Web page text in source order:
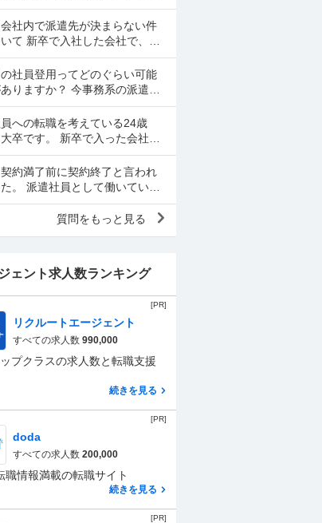
す。派遣社員として先月半ば
院の総務事務として働き始め
ます。総務課で...
社内で派遣先が決まらない件
て 新卒で入社した会社で、業
に失敗してしまい、倒産によ
退職を経験、 その後派遣会社
期雇用派遣で...
社員登用ってどのぐらい可能
りますか？ 今事務系の派遣社
て働いているのですが次の更
イミングで社員にならないか
お話をいただきま...
への転職を考えている24歳
卒です。 新卒で入った会社を5
退職し、その後アルバイトを
どして現在に至ります。 先日
ジェントに無期雇...
約満了前に契約終了と言われ
。 派遣社員として働いていま
８月３１日で契約満了更新のタ
ングで７月２８に派遣元に９月
質問をもっと見る
ェント求人数ランキング
[PR]
リクルートエージェント
すべての求人数 990,000
プクラスの求人数と転職支援
続きを見る
[PR]
doda
すべての求人数 200,000
職情報満載の転職サイト
続きを見る
[PR]